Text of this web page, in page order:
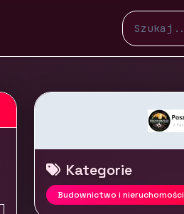
Kategorie
Budownictwo i nieruchomości